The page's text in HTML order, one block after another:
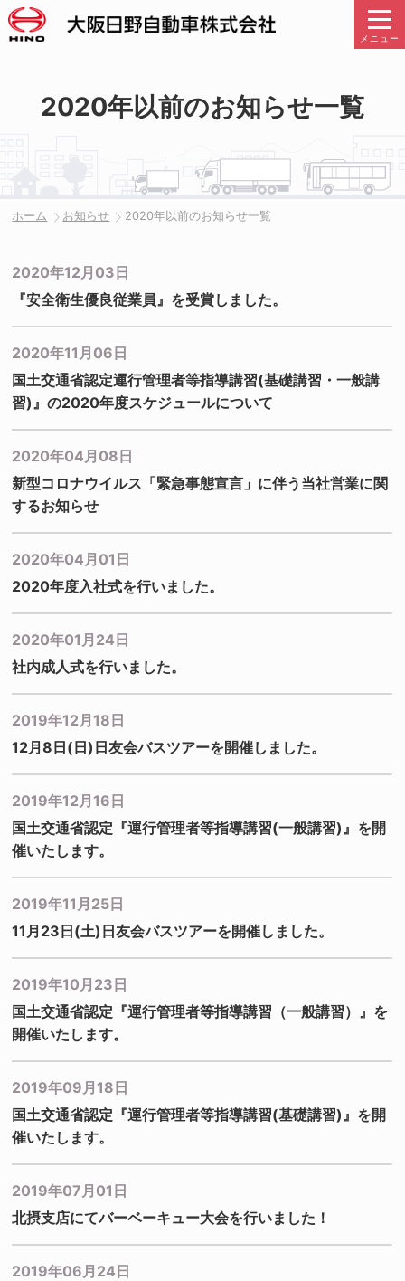
メニュー
2020年以前のお知らせ一覧
ホーム お知らせ 2020年以前のお知らせ一覧
2020年12月03日
『安全衛生優良従業員』を受賞しました。
2020年11月06日
国土交通省認定運行管理者等指導講習(基礎講習・一般講
習)』の2020年度スケジュールについて
2020年04月08日
新型コロナウイルス「緊急事態宣言」に伴う当社営業に関
するお知らせ
2020年04月01日
2020年度入社式を行いました。
2020年01月24日
社内成人式を行いました。
2019年12月18日
12月8日(日)日友会バスツアーを開催しました。
2019年12月16日
国土交通省認定『運行管理者等指導講習(一般講習)』を開
催いたします。
2019年11月25日
11月23日(土)日友会バスツアーを開催しました。
2019年10月23日
国土交通省認定『運行管理者等指導講習（一般講習）』を
開催いたします。
2019年09月18日
国土交通省認定『運行管理者等指導講習(基礎講習)』を開
催いたします。
2019年07月01日
北摂支店にてバーベーキュー大会を行いました！
2019年06月24日